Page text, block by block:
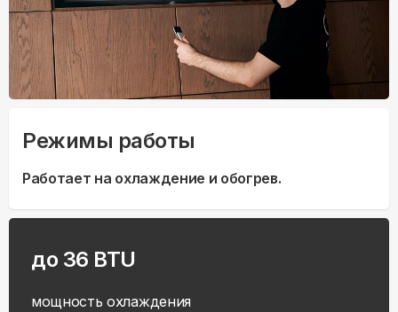
Режимы работы
Работает на охлаждение и обогрев.
до 36 BTU
мощность охлаждения